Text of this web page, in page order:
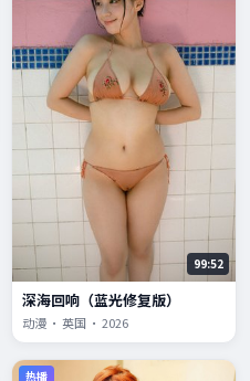
99:52
深海回响（蓝光修复版）
动漫 · 英国 · 2026
热播